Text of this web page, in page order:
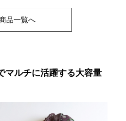
品一覧へ
マルチに活躍する大容量